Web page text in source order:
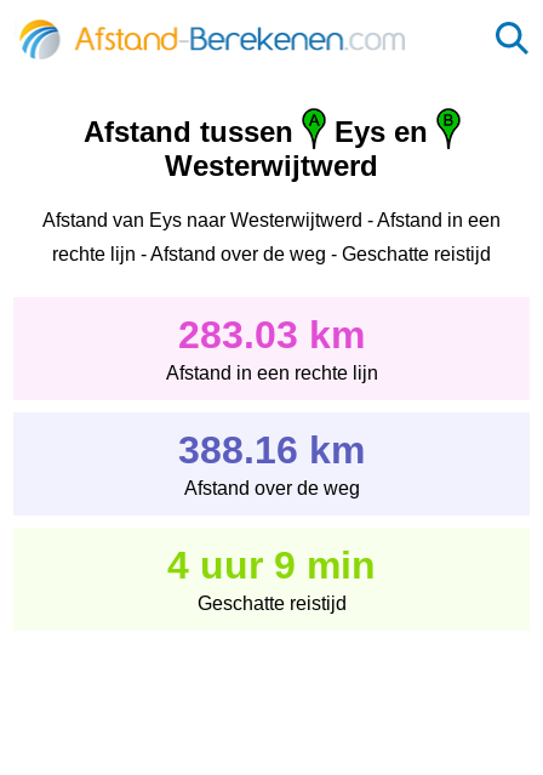
Afstand tussen
Eys en
Westerwijtwerd
Afstand van Eys naar Westerwijtwerd - Afstand in een
rechte lijn - Afstand over de weg - Geschatte reistijd
283.03 km
Afstand in een rechte lijn
388.16 km
Afstand over de weg
4 uur 9 min
Geschatte reistijd